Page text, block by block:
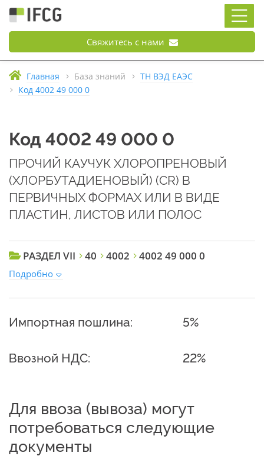
Свяжитесь с нами
Главная База знаний
ТН ВЭД ЕАЭС
Код 4002 49 000 0
Код 4002 49 000 0
ПРОЧИЙ КАУЧУК ХЛОРОПРЕНОВЫЙ
(ХЛОРБУТАДИЕНОВЫЙ) (CR) В
ПЕРВИЧНЫХ ФОРМАХ ИЛИ В ВИДЕ
ПЛАСТИН, ЛИСТОВ ИЛИ ПОЛОС
РАЗДЕЛ VII 40 4002 4002 49 000 0
Подробно
Импортная пошлина: 5%
Ввозной НДС: 22%
Для ввоза (вывоза) могут
потребоваться следующие
документы